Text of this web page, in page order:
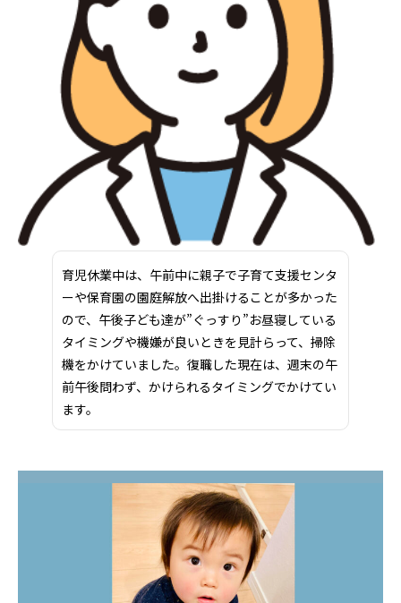
育児休業中は、午前中に親子で子育て支援センタ
ーや保育園の園庭解放へ出掛けることが多かった
ので、午後子ども達が”ぐっすり”お昼寝している
タイミングや機嫌が良いときを見計らって、掃除
機をかけていました。復職した現在は、週末の午
前午後問わず、かけられるタイミングでかけてい
ます。